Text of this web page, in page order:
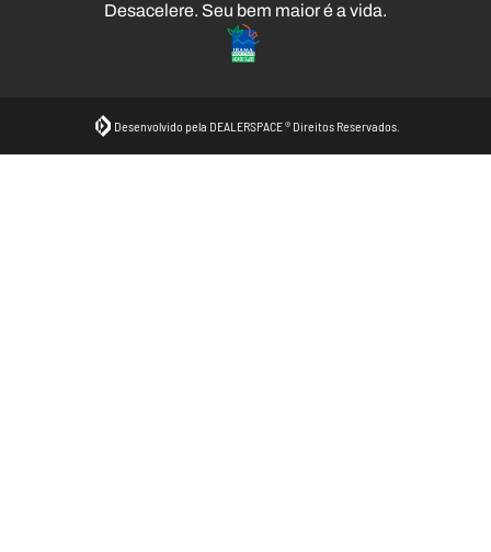
Desacelere. Seu bem maior é a vida.
Desenvolvido pela DEALERSPACE ® Direitos Reservados.